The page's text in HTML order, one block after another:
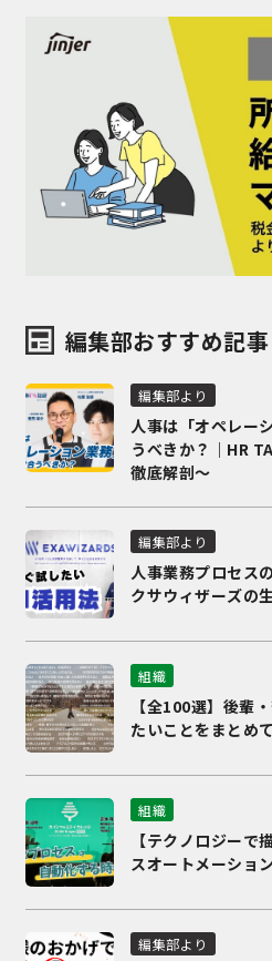
編集部おすすめ記事
編集部より
人事は「オペレー
うべきか？｜HR
徹底解剖～
編集部より
人事業務プロセス
クサウィザーズの
組織
【全100選】後輩
たいことをまとめ
組織
【テクノロジーで
スオートメーショ
編集部より